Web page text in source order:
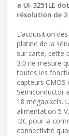
a UI-3251LE
résolution de
L’acquisition
platine de la
sur carte, cette
3.0 ne mesure
toutes les
capteurs
Semiconductor
18 mégapixels.
alimentation 5
I2C pour la
connectivité